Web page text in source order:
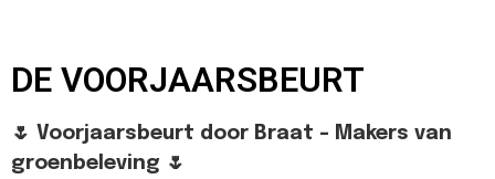
DE VOORJAARSBEURT
🌷 Voorjaarsbeurt door Braat – Makers van
groenbeleving 🌷